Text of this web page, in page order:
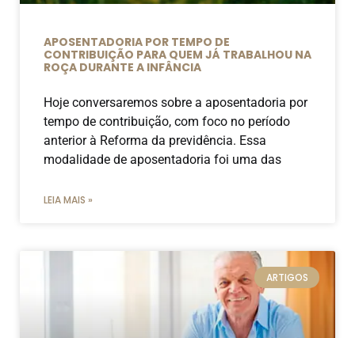
APOSENTADORIA POR TEMPO DE
CONTRIBUIÇÃO PARA QUEM JÁ TRABALHOU NA
ROÇA DURANTE A INFÂNCIA
Hoje conversaremos sobre a aposentadoria por
tempo de contribuição, com foco no período
anterior à Reforma da previdência. Essa
modalidade de aposentadoria foi uma das
LEIA MAIS »
ARTIGOS